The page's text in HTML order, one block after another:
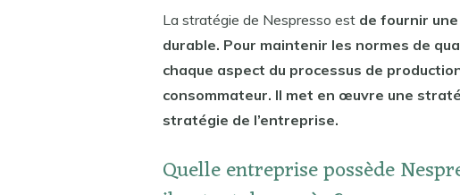
La stratégie de Nespresso est de fournir
durable. Pour maintenir les normes de
chaque aspect du processus de
consommateur. Il met en œuvre une
stratégie de l’entreprise.
Quelle entreprise possède